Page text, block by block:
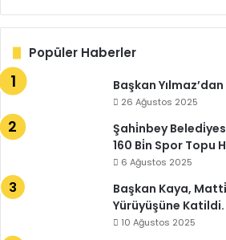
Popüler Haberler
Başkan Yılmaz’dan
26 Ağustos 2025
Şahi̇nbey
160 Bi̇n Spor Topu
6 Ağustos 2025
Başkan Kaya,
Yürüyüşüne Katildi.
10 Ağustos 2025